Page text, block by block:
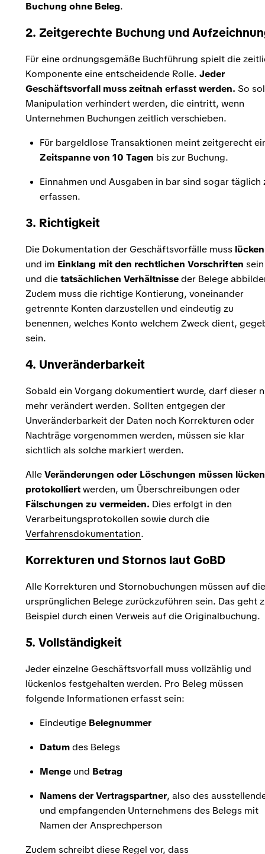
Buchung ohne Beleg
2. Zeitgerechte Buchung und
Für eine ordnungsgemäße Buchführung spielt die
Komponente eine entscheidende Rolle. Jeder
Geschäftsvorfall muss zeitnah erfasst werden. So
Manipulation verhindert werden, die eintritt, wenn
Unternehmen Buchungen zeitlich verschieben.
Für bargeldlose Transaktionen meint zeitgerecht
Zeitspanne von 10 Tagen bis zur Buchung.
Einnahmen und Ausgaben in bar sind sogar täglich
erfassen.
3. Richtigkeit
Die Dokumentation der Geschäftsvorfälle muss
und im Einklang mit den rechtlichen Vorschriften sein
und dietatsächlichen Verhältnisseder Belege
Zudem muss die richtige Kontierung, voneinander
getrennte Konten darzustellen und eindeutig zu
benennen, welches Konto welchem Zweck dient,
sein.
4. Unveränderbarkeit
Sobald ein Vorgang dokumentiert wurde, darf dieser
mehr verändert werden. Sollten entgegen der
Unveränderbarkeit der Daten noch Korrekturen oder
Nachträge vorgenommen werden, müssen sie klar
sichtlich als solche markiert werden.
AlleVeränderungen oder Löschungen müssen
protokolliertwerden, um Überschreibungen oder
Fälschungen zu vermeiden. Dies erfolgt in den
Verarbeitungsprotokollen sowie durch die
Verfahrensdokumentation
Korrekturen und Stornos laut GoBD
Alle Korrekturen und Stornobuchungen müssen auf die
ursprünglichen Belege zurückzuführen sein. Das geht
Beispiel durch einen Verweis auf die Originalbuchung.
5. Vollständigkeit
Jeder einzelne Geschäftsvorfall muss vollzählig und
lückenlos festgehalten werden. Pro Beleg müssen
folgende Informationen erfasst sein:
Eindeutige Belegnummer
Datumdes Belegs
Menge und Betrag
Namens der Vertragspartner , also des
und empfangenden Unternehmens des Belegs mit
Namen der Ansprechperson
Zudem schreibt diese Regel vor, dass